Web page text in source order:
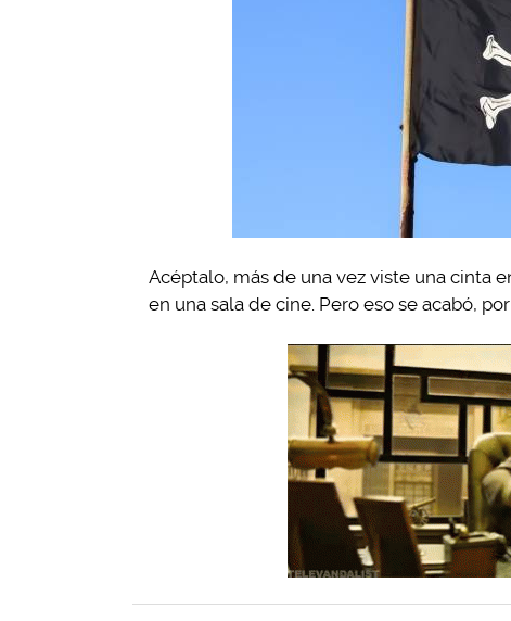
Acéptalo, más de una vez viste una cinta
en una sala de cine. Pero eso se acabó,